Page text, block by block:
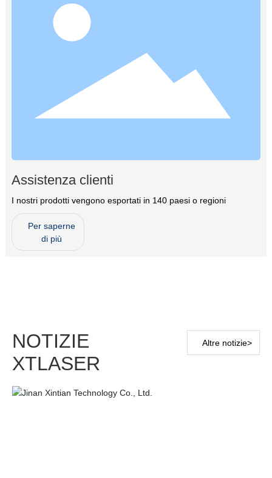
Assistenza clienti
I nostri prodotti vengono esportati in 140 paesi o regioni
Per saperne
di più
NOTIZIE
XTLASER
Altre notizie>